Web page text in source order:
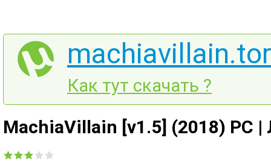
Как тут скачать ?
MachiaVillain [v1.5] (2018) PC |